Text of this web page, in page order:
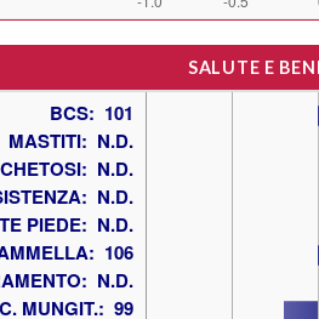
SALUTE E